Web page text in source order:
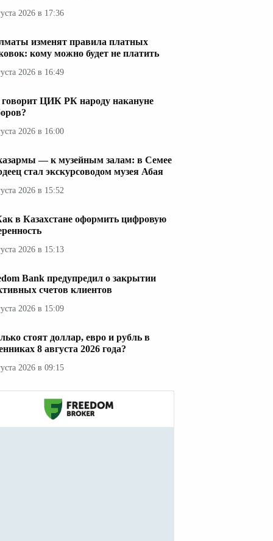
2026 в 17:36
изменят правила платных
кому можно будет не платить
2026 в 16:49
ЦИК РК народу накануне
2026 в 16:00
— к музейным залам: в Семее
стал экскурсоводом музея Абая
2026 в 15:52
в Казахстане оформить цифровую
2026 в 15:13
Bank предупредил о закрытии
счетов клиентов
2026 в 15:09
стоят доллар, евро и рубль в
8 августа 2026 года?
2026 в 09:15